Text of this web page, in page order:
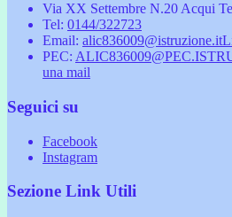
Via XX Settembre N.20 Acqui
Tel: 0144/322723
Email: alic836009@istruzione.it
PEC:
una mail
Seguici su
Facebook
Instagram
Sezione Link Utili